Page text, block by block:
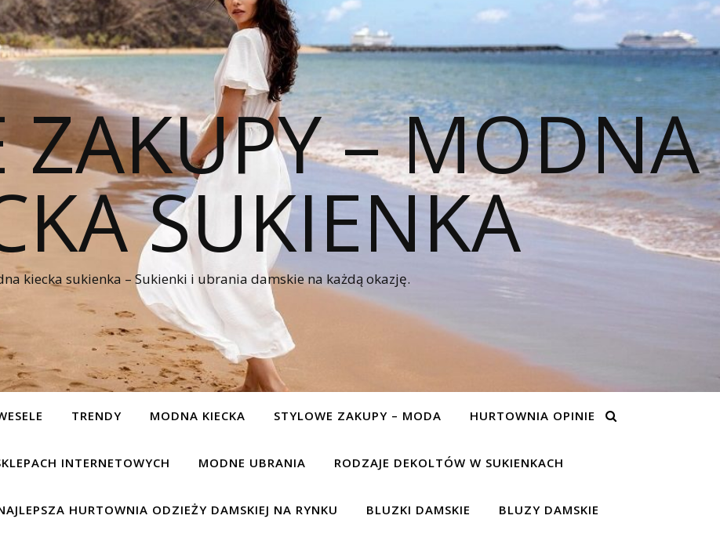
ZAKUPY – MODNA
SUKIENKA
kiecka sukienka – Sukienki i ubrania damskie na każdą okazję.
TRENDY MODNA KIECKA STYLOWE ZAKUPY – MODA HURTOWNIA OPINIE
INTERNETOWYCH MODNE UBRANIA RODZAJE DEKOLTÓW W SUKIENKACH
HURTOWNIA ODZIEŻY DAMSKIEJ NA RYNKU BLUZKI DAMSKIE BLUZY DAMSKIE